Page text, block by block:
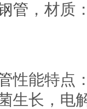
管 ，材质
性能特点
生长，电